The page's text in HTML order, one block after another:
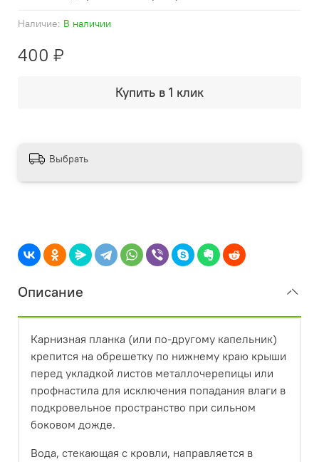
Наличие: В наличии
400 ₽
Купить в 1 клик
Выбрать
Описание
Карнизная планка (или по-другому капельник)
крепится на обрешетку по нижнему краю крыши
перед укладкой листов металлочерепицы или
профнастила для исключения попадания влаги в
подкровельное пространство при сильном
боковом дожде.
Вода, стекающая с кровли, направляется в